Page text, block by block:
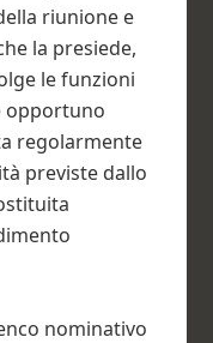
riunione e
la presiede,
le funzioni
opportuno
regolarmente
previste dallo
nominativo